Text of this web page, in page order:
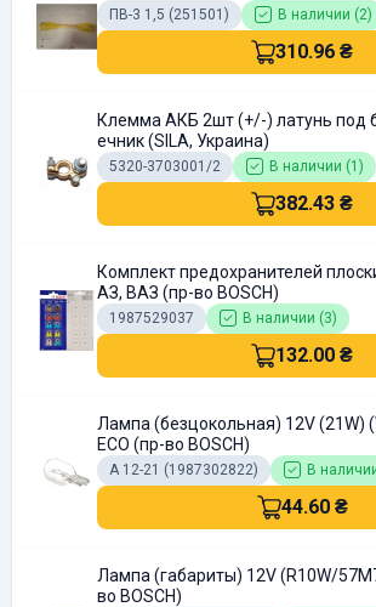
ПВ-3 1,5 (251501) В наличии (2)
310.96 ₴
Клемма АКБ 2шт (+/-) латунь под
ечник (SILA, Украина)
5320-3703001/2 В наличии (1)
382.43 ₴
Комплект предохранителей
АЗ, ВАЗ (пр-во BOSCH)
1987529037 В наличии (3)
132.00 ₴
Лампа (безцокольная) 12V (21W)
ECO (пр-во BOSCH)
А 12-21 (1987302822) В
44.60 ₴
Лампа (габариты) 12V (R10W/
во BOSCH)